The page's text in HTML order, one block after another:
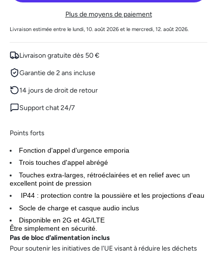
Plus de moyens de paiement
Livraison estimée entre le lundi, 10. août 2026 et le mercredi, 12. août 2026.
Livraison gratuite dès 50 €
Garantie de 2 ans incluse
14 jours de droit de retour
Support chat 24/7
Points forts
Fonction d'appel d'urgence emporia
Trois touches d'appel abrégé
Touches extra-larges, rétroéclairées et en relief avec un
excellent point de pression
IP44 : protection contre la poussière et les projections d'eau
Socle de charge et casque audio inclus
Disponible en 2G et 4G/LTE
Être simplement en sécurité.
Pas de bloc d'alimentation inclus
Pour soutenir les initiatives de l'UE visant à réduire les déchets